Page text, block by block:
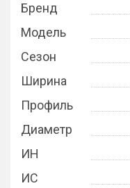
Бренд
Модель
Сезон
Ширина
Профиль
Диаметр
ИН
ИС